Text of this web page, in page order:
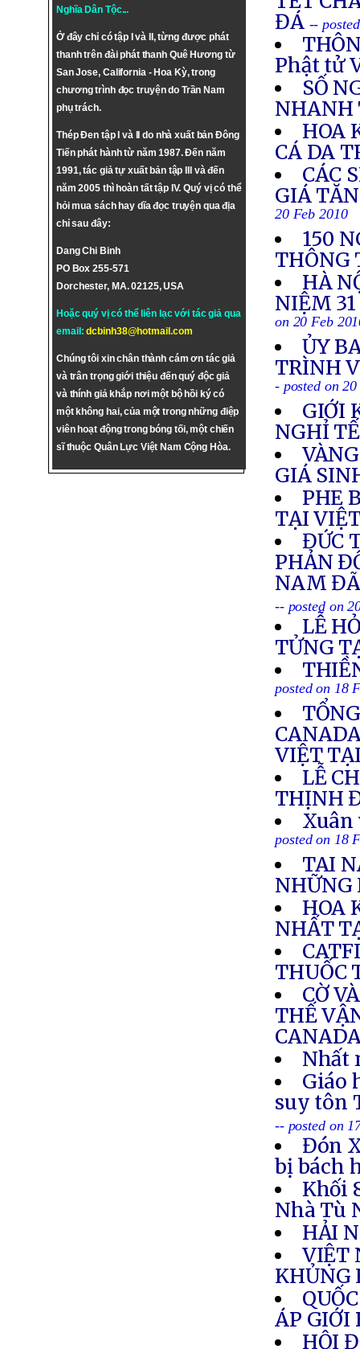
Nghĩa Dân Tộc...
Ở đây chỉ có tập I và II, từng được phát
thanh trên đài phát thanh Quê Hương từ
San Jose, California - Hoa Kỳ, trong
chương trình đọc truyện do Trần Nam
phụ trách.
Thép Đen tập I và II do nhà xuất bản Đông
Tiến phát hành từ năm 1987. Đến năm
1991, tác giả tự xuất bản tập III và đến
năm 2005 thì hoàn tất tập IV. Quý vị có thể
hỏi mua sách hay dĩa đọc truyện qua địa
chỉ sau đây:
Dang Chi Binh
PO Box 255-571
Dorchester, MA. 02125, USA
Hoặc quý vị có thể liên lạc với tác giả qua
email:dcbinh38@hotmail.com
Chúng tôi xin chân thành cám ơn tác giả
và trân trọng giới thiệu đến quý độc giả
và thính giả khắp nơi một bộ hồi ký có
một không hai, của một trong những điệp
viên hoạt động trong bóng tối, một chiến
sĩ thuộc Quân Lực Việt Nam Cộng Hòa.
ĐÁ --
Phật tử
SỐ
NHANH
HOA
CÁ DA
CÁC
GIÁ
20 Feb 2010
150
THÔNG
HÀ
NIỆM
on 20 Feb
ỦY
TRÌNH
- posted on
GIỚI
NGHỈ
GIÁ
PHE
TẠI
ĐỨC
PHẢN
NAM ĐÃ
-- posted on
LỄ
TỬNG
posted on 18
VIỆT
LỄ
THỊNH
Xuân
posted on 18
TAI
NHỮNG
HOA
NHẤT
THUỐC
CỜ
THẾ
Nhất
Giáo
suy tôn
-- posted on
Đón
bị bách
Khối
Nhà Tù
HẢI
VIỆT
KHỦNG
ÁP GIỚI
HỘI